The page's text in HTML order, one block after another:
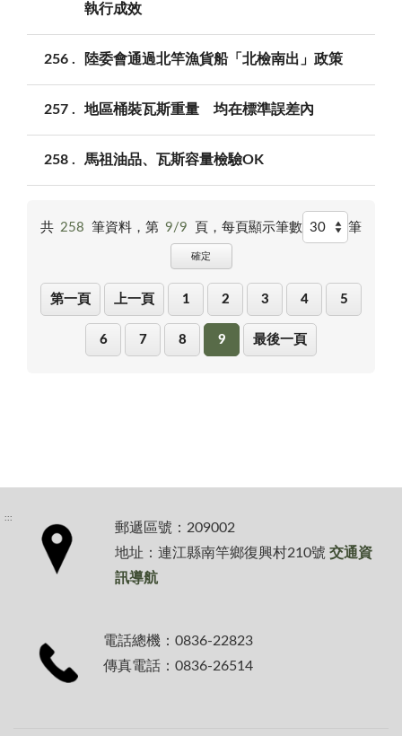
執行成效
256 陸委會通過北竿漁貨船「北檢南出」政策
257 地區桶裝瓦斯重量 均在標準誤差內
258 馬祖油品、瓦斯容量檢驗OK
共 258 筆資料，第 9/9 頁， 每頁顯示筆數 筆
確定
第一頁 上一頁 1 2 3 4 5
6 7 8 9 最後一頁
:::
郵遞區號：209002
地址：連江縣南竿鄉復興村210號 交通資
訊導航
電話總機：0836-22823
傳真電話：0836-26514